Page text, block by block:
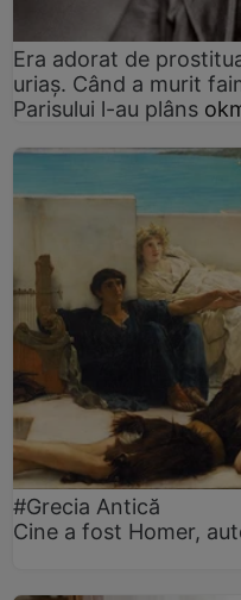
Era adorat de
uriaș. Când a murit
Parisului l-au plâns
#Grecia Antică
Cine a fost Homer,